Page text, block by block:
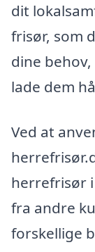
dit
frisør, som
dine
lade dem
Ved at
herrefrisør
fra andre
forskellige